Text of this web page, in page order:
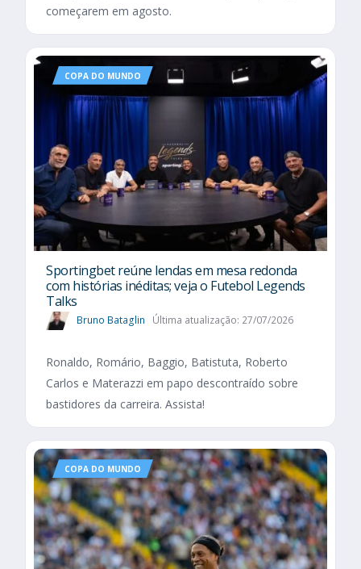
começarem em agosto.
COPA DO MUNDO
Sportingbet reúne lendas em mesa redonda
com histórias inéditas; veja o Futebol Legends
Talks
Bruno Bataglin Última atualização: 27/07/2026
Ronaldo, Romário, Baggio, Batistuta, Roberto
Carlos e Materazzi em papo descontraído sobre
bastidores da carreira. Assista!
COPA DO MUNDO